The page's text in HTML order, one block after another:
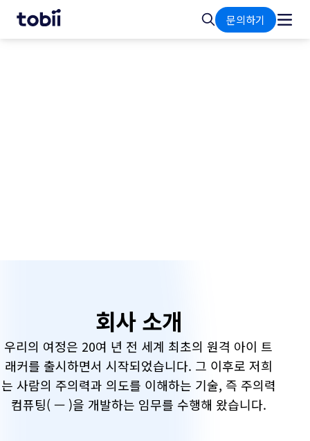
검
색
문의하기
회사 소개
우리의 여정은 20여 년 전 세계 최초의 원격 아이 트
래커를 출시하면서 시작되었습니다. 그 이후로 저희
는 사람의 주의력과 의도를 이해하는 기술, 즉 주의력
컴퓨팅( — )을 개발하는 임무를 수행해 왔습니다.